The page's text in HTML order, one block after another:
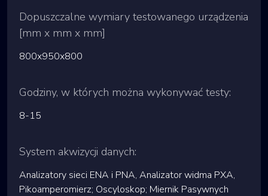
Dopuszczalne wymiary testowanego urządzenia
[mm x mm x mm]
800x950x800
Godziny, w których można wykonywać testy:
8-15
System akwizycji danych:
Analizatory sieci ENA i PNA, Analizator widma PXA,
Pikoamperomierz; Oscyloskop; Miernik Pasywnych